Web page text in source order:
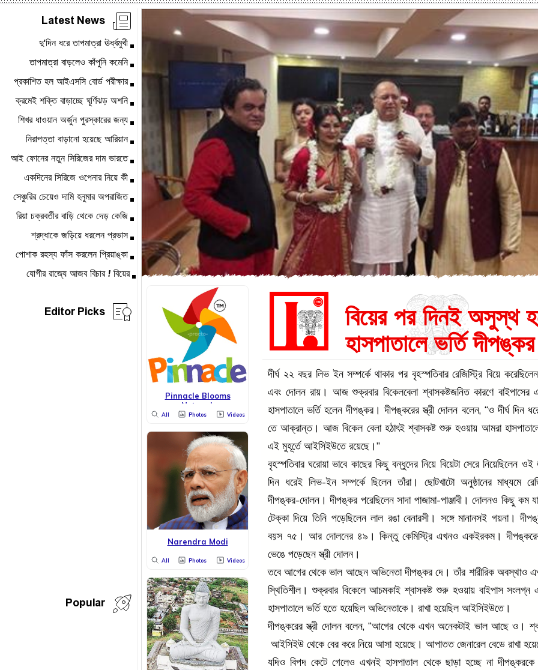
Latest News
Editor Picks
Popular
Pinnacle Blooms
Network
All Photos Videos
Narendra Modi
All Photos Videos
বিয়ের পর দিনই অসুস্থ
হাসপাতালে ভর্তি দীপঙ্কর
দীর্ঘ ২২ বছর লিভ ইন সম্পর্কে থাকার পর বৃহস্পতিবার রেজিস্ট্রি বিয়ে
এবং দোলন রায়। আজ শুক্রবার বিকেলবেলা শ্বাসকষ্টজনিত কারণে বাইপাসের
হাসপাতালে ভর্তি হলেন দীপঙ্কর। দীপঙ্করের স্ত্রী দোলন বলেন, “ও দীর্ঘ দিন
তে আক্রান্ত। আজ বিকেল বেলা হঠাৎই শ্বাসকষ্ট শুরু হওয়ায় আমরা
এই মুহূর্তে আইসিইউতে রয়েছে।”
বৃহস্পতিবার ঘরোয়া ভাবে কাছের কিছু বন্ধুদের নিয়ে বিয়েটা সেরে নিয়েছিলেন
দিন ধরেই লিভ-ইন সম্পর্কে ছিলেন তাঁরা। ছোটখাটো অনুষ্ঠানের মাধ্যমে
দীপঙ্কর-দোলন। দীপঙ্কর পরেছিলেন সাদা পাজামা-পাঞ্জাবী। দোলনও কিছু কম
টেক্কা দিয়ে তিনি পড়েছিলেন লাল রঙা বেনারসী। সঙ্গে মানানসই গয়না।
বয়স ৭৫। আর দোলনের ৪৯। কিন্তু কেমিস্ট্রি এখনও একইরকম।
ভেঙে পড়েছেন স্ত্রী দোলন।
তবে আগের থেকে ভাল আছেন অভিনেতা দীপঙ্কর দে। তাঁর শারীরিক অবস্থাও
স্থিতিশীল। শুক্রবার বিকেলে আচমকাই শ্বাসকষ্ট শুরু হওয়ায় বাইপাস সংলগ্ন
হাসপাতালে ভর্তি হতে হয়েছিল অভিনেতাকে। রাখা হয়েছিল আইসিইউতে।
দীপঙ্করের স্ত্রী দোলন বলেন, “আগের থেকে এখন অনেকটাই ভাল আছে ও।
আইসিইউ থেকে বের করে নিয়ে আসা হয়েছে। আপাতত জেনারেল বেডে রাখা
যদিও বিপদ কেটে গেলেও এখনই হাসপাতাল থেকে ছাড়া হচ্ছে না